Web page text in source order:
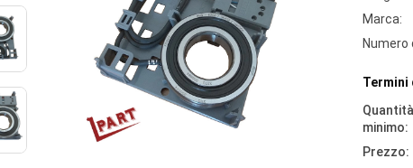
Marca:
Numero
Termini
minimo:
Prezzo: